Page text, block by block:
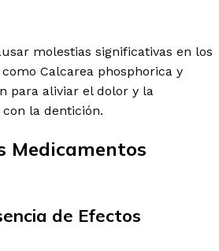
molestias significativas en los
Calcarea phosphorica y
para aliviar el dolor y la
la dentición.
Medicamentos
de Efectos